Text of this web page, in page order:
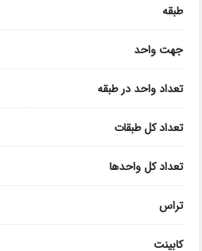
طبقه
جهت واحد
تعداد واحد در طبقه
تعداد کل طبقات
تعداد کل واحدها
تراس
کابینت